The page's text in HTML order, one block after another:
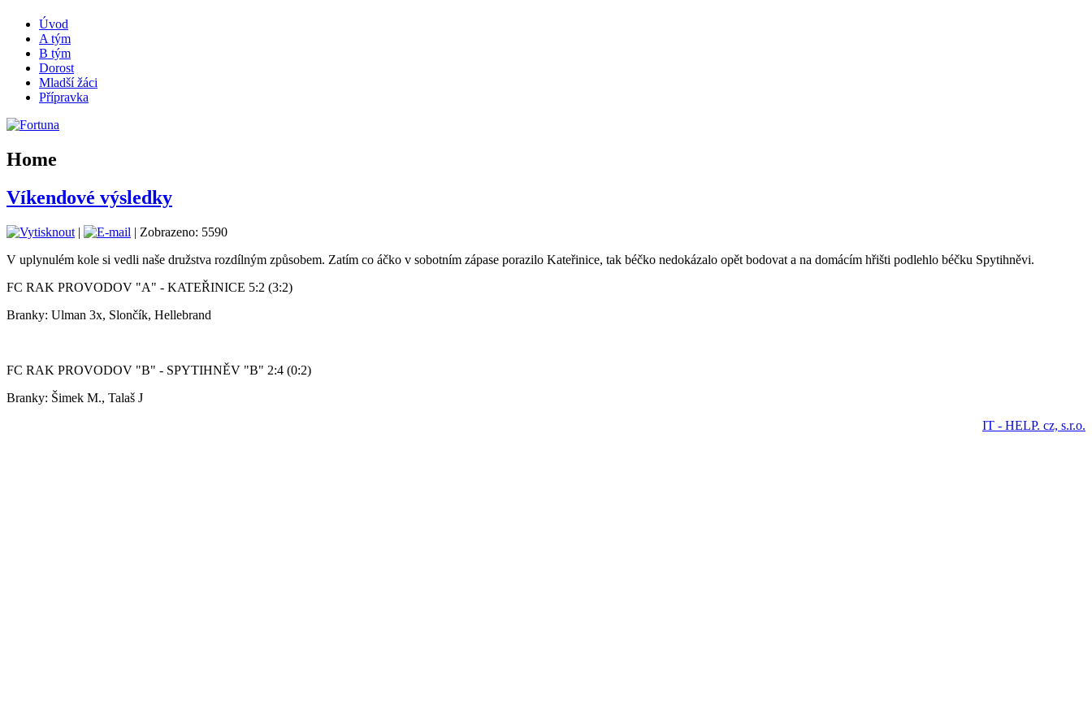
Úvod
A tým
B tým
Dorost
Mladší žáci
Přípravka
Home
Víkendové výsledky
|
| Zobrazeno: 5590
V uplynulém kole si vedli naše družstva rozdílným způsobem. Zatím co áčko v sobotním zápase porazilo Kateřinice, tak béčko nedokázalo opět bodovat a na domácím hřišti podlehlo béčku Spytihněvi.
FC RAK PROVODOV "A" - KATEŘINICE 5:2 (3:2)
Branky: Ulman 3x, Slončík, Hellebrand
FC RAK PROVODOV "B" - SPYTIHNĚV "B" 2:4 (0:2)
Branky: Šimek M., Talaš J
IT - HELP. cz, s.r.o.